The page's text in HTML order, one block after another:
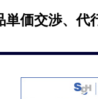
単価交渉、